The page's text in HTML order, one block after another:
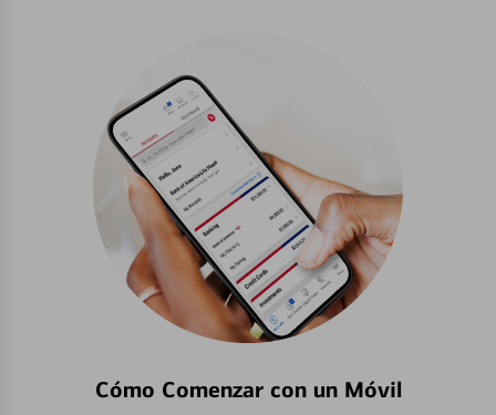
Cómo Comenzar con un Móvil